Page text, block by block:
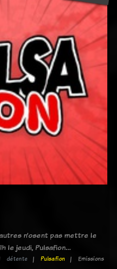
n’osent pas mettre le
le jeudi, Pulsafion…
détente Pulsafion Emissions